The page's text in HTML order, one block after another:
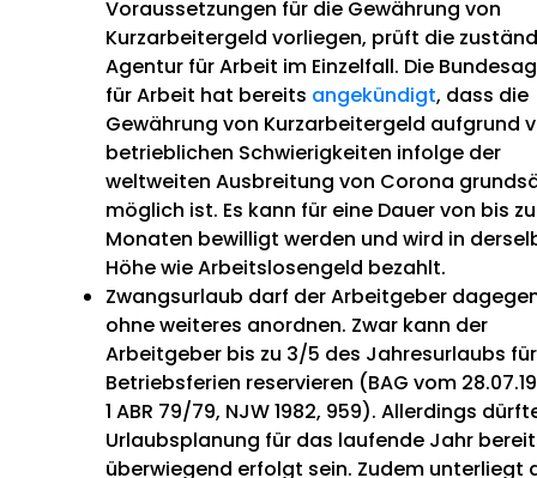
Voraussetzungen für die Gewährung von
Kurzarbeitergeld vorliegen, prüft die
Agentur für Arbeit im Einzelfall. Die
für Arbeit hat bereits angekündigt, dass die
Gewährung von Kurzarbeitergeld aufgrund
betrieblichen Schwierigkeiten infolge der
weltweiten Ausbreitung von Corona
möglich ist. Es kann für eine Dauer von bis
Monaten bewilligt werden und wird in
Höhe wie Arbeitslosengeld bezahlt.
Zwangsurlaub darf der Arbeitgeber
ohne weiteres anordnen. Zwar kann der
Arbeitgeber bis zu 3/5 des Jahresurlaubs für
Betriebsferien reservieren (BAG vom
1 ABR 79/79, NJW 1982, 959). Allerdings
Urlaubsplanung für das laufende Jahr
überwiegend erfolgt sein. Zudem unterliegt